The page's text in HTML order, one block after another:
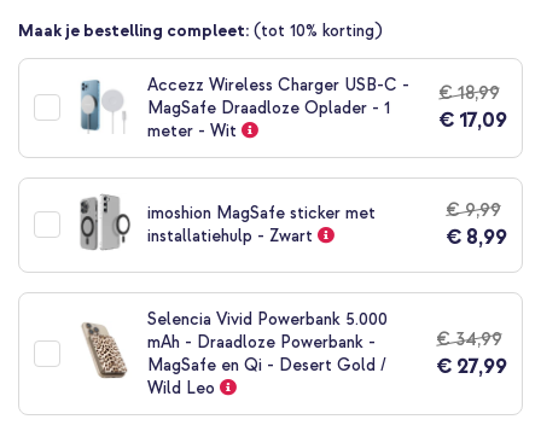
de
afbeeldingen-
Maak je bestelling compleet: (tot 10% korting)
Accezz Wireless Charger USB-C -
MagSafe Draadloze Oplader - 1
meter - Wit
€ 18,99
€ 17,09
imoshion MagSafe sticker met
installatiehulp - Zwart
€ 9,99
€ 8,99
Selencia Vivid Powerbank 5.000
mAh - Draadloze Powerbank -
MagSafe en Qi - Desert Gold /
Wild Leo
€ 34,99
€ 27,99